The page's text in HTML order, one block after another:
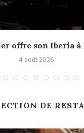
offre son Iberia à
4 août 2026
DE